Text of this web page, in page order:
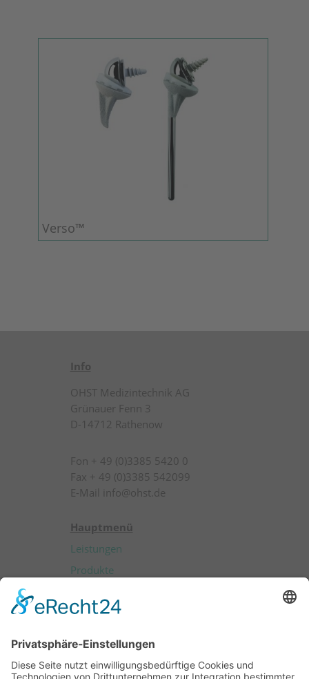
Verso™
Info
OHST Medizintechnik AG
Grünauer Fenn 3
D-14712 Rathenow
Fon + 49 (0)3385 5420 0
Fax + 49 (0)3385 542099
E-Mail info@ohst.de
Hauptmenü
Leistungen
Produkte
Anwender